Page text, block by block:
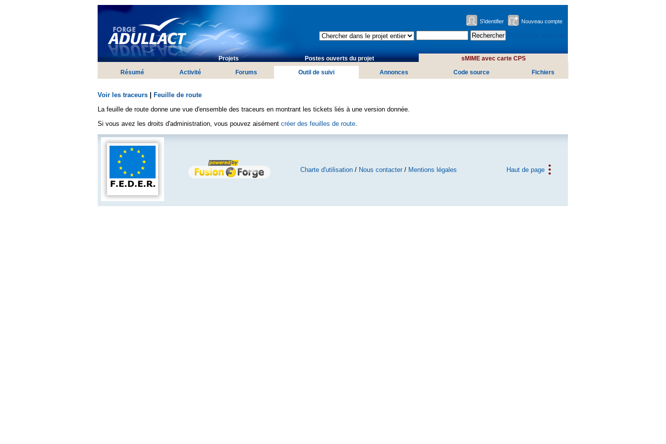
S'identifier Nouveau compte
Projets Postes ouverts du projet sMIME avec carte CPS
Résumé Activité Forums Outil de suivi Annonces Code source Fichiers
Voir les traceurs | Feuille de route
La feuille de route donne une vue d'ensemble des traceurs en montrant les tickets liés à une version donnée.
Si vous avez les droits d'administration, vous pouvez aisément créer des feuilles de route
Charte d'utilisation/ Nous contacter/ Mentions légales Haut de page